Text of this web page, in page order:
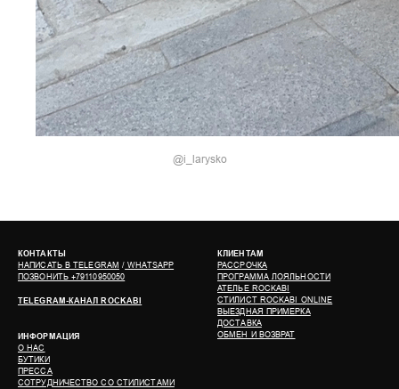
@i_larysko
КОНТАКТЫ
НАПИСАТЬ ВTELEGRAM / WHATSAPP
ПОЗВОНИТЬ +79110950050
TELEGRAM-КАНАЛ ROCKABI
ИНФОРМАЦИЯ
О НАС
БУТИКИ
ПРЕССА
СОТРУДНИЧЕСТВО СО СТИЛИСТАМИ
КЛИЕНТАМ
РАССРОЧКА
ПРОГРАММА ЛОЯЛЬНОСТИ
АТЕЛЬЕ ROCKABI
СТИЛИСТ ROCKABI ONLINE
ВЫЕЗДНАЯ ПРИМЕРКА
ДОСТАВКА
ОБМЕН И ВОЗВРАТ